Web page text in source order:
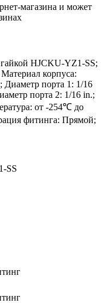
магазина и может
HJCKU-YZ1-SS;
корпуса:
Диаметр порта 1: 1/16
порта 2: 1/16 in.;
от -254℃ до
фитинга: Прямой;
SS